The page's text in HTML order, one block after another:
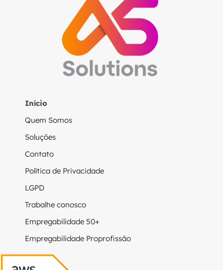
Início
Quem Somos
Soluções
Contato
Política de Privacidade
LGPD
Trabalhe conosco
Empregabilidade 50+
Empregabilidade Proprofissão